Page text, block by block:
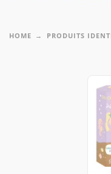
HOME PRODUITS